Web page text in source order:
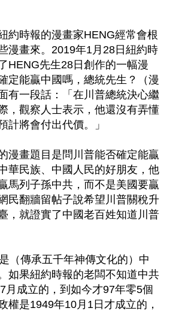
約時報的漫畫家HENG經常會根
漫畫來。2019年1月28日紐約時
HENG先生28日創作的一幅漫
定能贏中國嗎，總統先生？（漫
有一段話：「在川普總統決心繼
，觀察人士表示，他還沒有弄懂
計將會付出代價。」
漫畫題目是問川普能否確定能贏
華民族、中國人民的好朋友，他
馬列子孫中共，而不是美國要贏
民翻牆留帖子說希望川普關稅升
，就證實了中國老百姓知道川普
（傳承五千年神傳文化的）中
如果紐約時報的老闆不知道中共
月成立的，到如今才97年零5個
權是1949年10月1日才成立的，